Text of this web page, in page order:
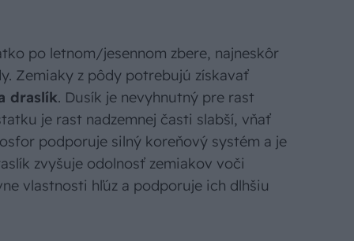
po letnom/jesennom zbere, najneskôr
Zemiaky z pôdy potrebujú získavať
draslík. Dusík je nevyhnutný pre rast
je rast nadzemnej časti slabší, vňať
podporuje silný koreňový systém a je
zvyšuje odolnosť zemiakov voči
vlastnosti hľúz a podporuje ich dlhšiu